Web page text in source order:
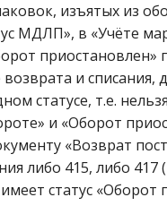
изъятых из
МДЛП», в «Учёте
приостановлен»
и списания,
статусе, т.е.
и «Оборот
«Возврат
либо 415, либо
статус «Оборот